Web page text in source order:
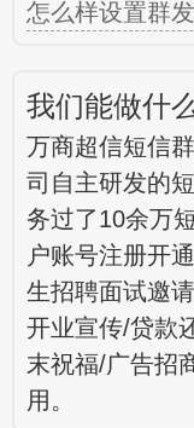
怎么样设置群
我们能做什
万商超信短信
司自主研发的
务过了10余万
户账号注册开
生招聘面试邀
开业宣传/贷款
末祝福/广告招
用。